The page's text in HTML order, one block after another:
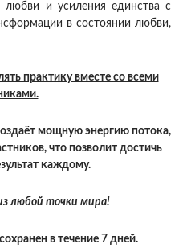
любви и усиления единства с
в состоянии любви,
практику вместе со всеми
мощную энергию потока,
что позволит достичь
каждому.
любой точки мира!
в течение 7 дней.